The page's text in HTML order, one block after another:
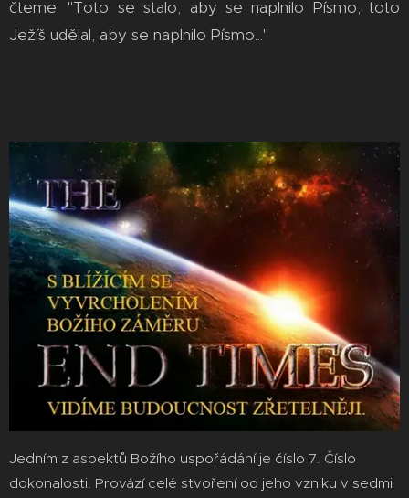
čteme: "Toto se stalo, aby se naplnilo Písmo, toto
Ježíš udělal, aby se naplnilo Písmo..."
Jedním z aspektů Božího uspořádání je číslo 7. Číslo
dokonalosti. Provází celé stvoření od jeho vzniku v sedmi